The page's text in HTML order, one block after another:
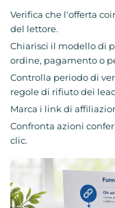
Verifica che l'offerta
del lettore.
Chiarisci il modello di
ordine, pagamento o
Controlla periodo di
regole di rifiuto dei
Marca i link di
Confronta azioni
clic.